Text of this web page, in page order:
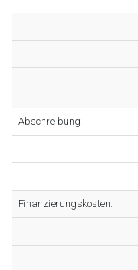
Abschreibung:
Finanzierungskosten: